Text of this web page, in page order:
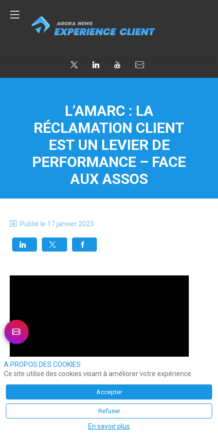
L’AMARC : LA
RÉCLAMATION CLIENT
EST UN LEVIER DE
PERFORMANCE – FACE
AUX ASSOS
Publié le 17 janvier 2023
A PROPOS DES COOKIES
Ce site utilise des cookies visant à améliorer votre expérience.
Accepter
Refuser
En savoir plus